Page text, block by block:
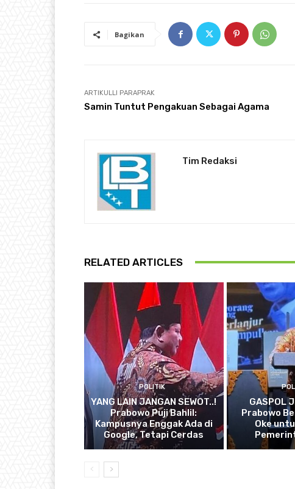
Bagikan
ARTIKULLI PARAPRAK
Samin Tuntut Pengakuan Sebagai Agama
Tim Redaksi
RELATED ARTICLES
POLITIK
YANG LAIN JANGAN SEWOT..!
Prabowo Puji Bahlil:
Kampusnya Enggak Ada di
Google, Tetapi Cerdas
GASPOL
Prabowo
Oke